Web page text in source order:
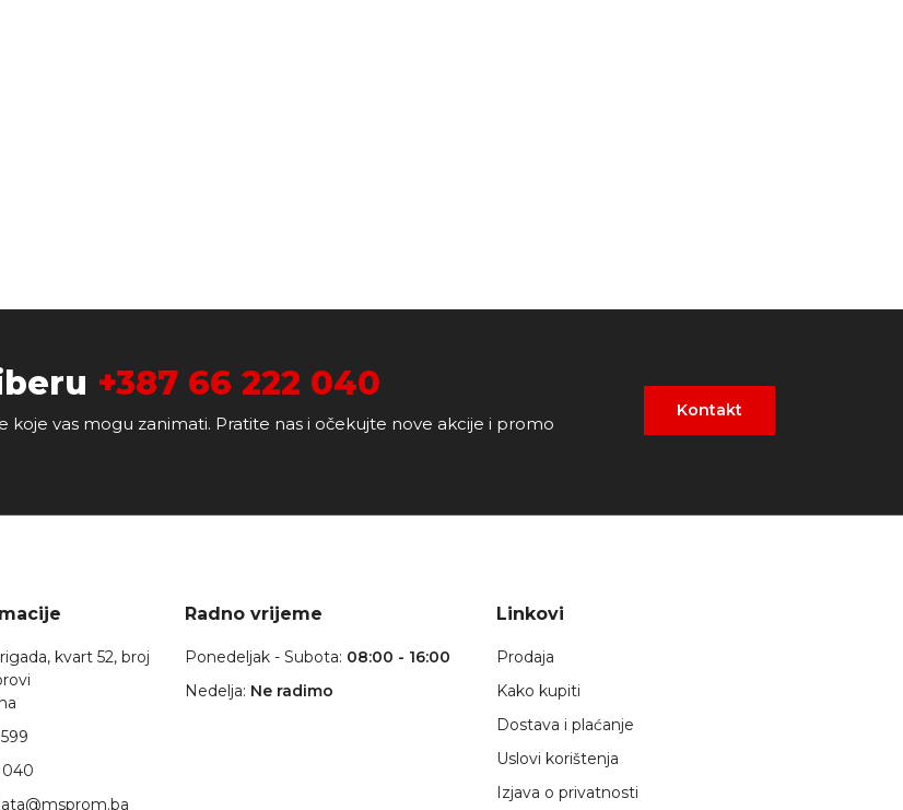
+387 66 222 040
koje vas mogu zanimati. Pratite nas i očekujte nove akcije i promo
Kontakt
kvart 52, broj
040
Radno vrijeme
Ponedeljak - Subota: 08:00 - 16:00
Nedelja: Ne radimo
Linkovi
Prodaja
Kako kupiti
Dostava i plaćanje
Uslovi korištenja
Izjava o privatnosti